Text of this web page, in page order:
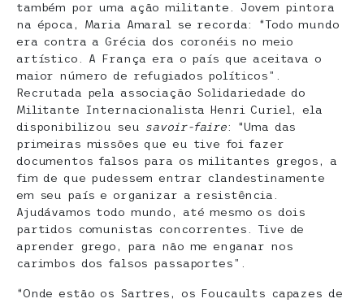
também por uma ação militante. Jovem pintora
na época, Maria Amaral se recorda: “Todo mundo
era contra a Grécia dos coronéis no meio
artístico. A França era o país que aceitava o
maior número de refugiados políticos”.
Recrutada pela associação Solidariedade do
Militante Internacionalista Henri Curiel, ela
disponibilizou seu
savoir-faire: “Uma das
primeiras missões que eu tive foi fazer
documentos falsos para os militantes gregos, a
fim de que pudessem entrar clandestinamente
em seu país e organizar a resistência.
Ajudávamos todo mundo, até mesmo os dois
partidos comunistas concorrentes. Tive de
aprender grego, para não me enganar nos
carimbos dos falsos passaportes”.
“Onde estão os Sartres, os Foucaults capazes de